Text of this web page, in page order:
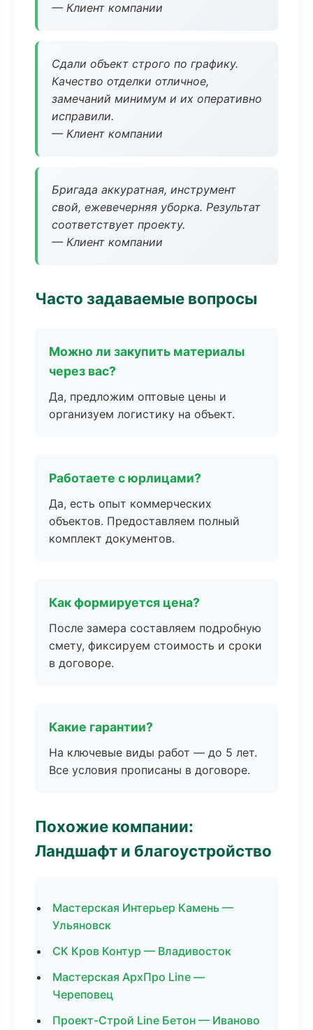
— Клиент компании
Сдали объект строго по графику.
Качество отделки отличное,
замечаний минимум и их оперативно
исправили.
— Клиент компании
Бригада аккуратная, инструмент
свой, ежевечерняя уборка. Результат
соответствует проекту.
— Клиент компании
Часто задаваемые вопросы
Можно ли закупить материалы
через вас?
Да, предложим оптовые цены и
организуем логистику на объект.
Работаете с юрлицами?
Да, есть опыт коммерческих
объектов. Предоставляем полный
комплект документов.
Как формируется цена?
После замера составляем подробную
смету, фиксируем стоимость и сроки
в договоре.
Какие гарантии?
На ключевые виды работ — до 5 лет.
Все условия прописаны в договоре.
Похожие компании:
Ландшафт и благоустройство
Мастерская Интерьер Камень —
Ульяновск
СК Кров Контур — Владивосток
Мастерская АрхПро Line —
Череповец
Проект-Строй Line Бетон — Иваново